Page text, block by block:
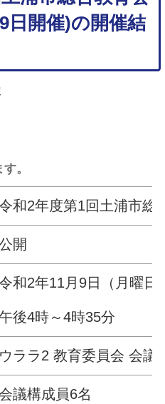
日開催)の開催結
。
和2年度第1回土浦市総
開
和2年11月9日（月曜日
後4時～4時35分
ウララ2 教育委員会 会議
議構成員6名